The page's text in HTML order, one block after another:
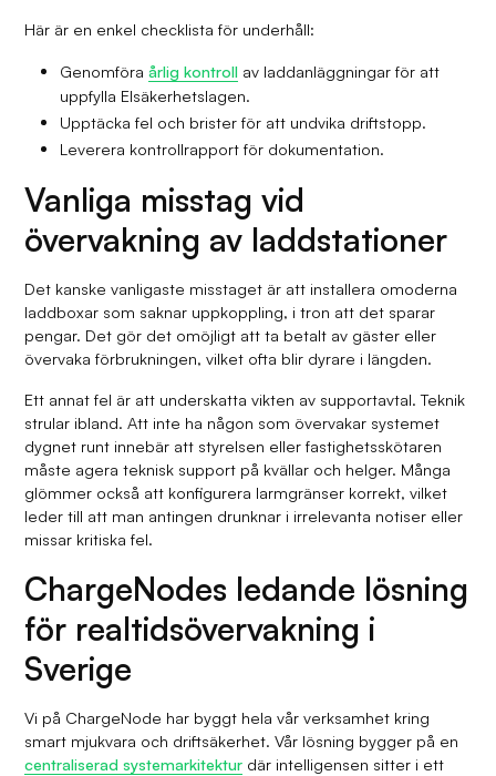
Här är en enkel checklista för underhåll:
Genomföraårlig kontroll av laddanläggningar för att
uppfylla Elsäkerhetslagen.
Upptäcka fel och brister för att undvika driftstopp.
Leverera kontrollrapport för dokumentation.
Vanliga misstag vid
övervakning av laddstationer
Det kanske vanligaste misstaget är att installera omoderna
laddboxar som saknar uppkoppling, i tron att det sparar
pengar. Det gör det omöjligt att ta betalt av gäster eller
övervaka förbrukningen, vilket ofta blir dyrare i längden.
Ett annat fel är att underskatta vikten av supportavtal. Teknik
strular ibland. Att inte ha någon som övervakar systemet
dygnet runt innebär att styrelsen eller fastighetsskötaren
måste agera teknisk support på kvällar och helger. Många
glömmer också att konfigurera larmgränser korrekt, vilket
leder till att man antingen drunknar i irrelevanta notiser eller
missar kritiska fel.
ChargeNodes ledande lösning
för realtidsövervakning i
Sverige
Vi på ChargeNode har byggt hela vår verksamhet kring
smart mjukvara och driftsäkerhet. Vår lösning bygger på en
centraliserad systemarkitektur där intelligensen sitter i ett